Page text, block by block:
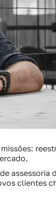
assessoria
clientes